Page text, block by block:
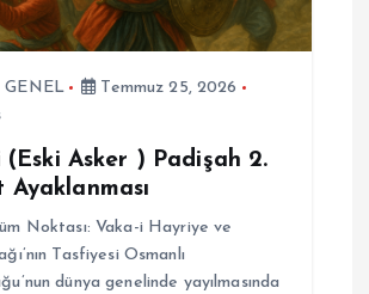
GENEL
Temmuz 25, 2026
(Eski Asker ) Padişah 2.
Ayaklanması
Noktası: Vaka-i Hayriye ve
Tasfiyesi Osmanlı
dünya genelinde yayılmasında